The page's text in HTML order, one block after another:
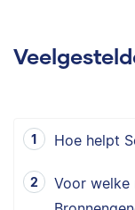
Hoe helpt
Voor welke